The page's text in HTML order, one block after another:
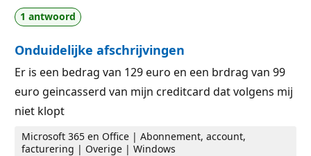
u
n
t
n
a
t
i
p
u
n
t
e
1 antwoord
Onduidelijke afschrijvingen
Er is een bedrag van 129 euro en een brdrag van 99
euro geincasserd van mijn creditcard dat volgens mij
niet klopt
Microsoft 365 en Office | Abonnement, account,
facturering | Overige | Windows